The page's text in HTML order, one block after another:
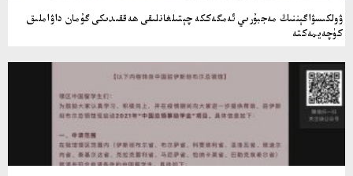
ۋولكىسۋاگېننىڭ مەجبۇرىي ئەمگەككە چېتىلغانلىقى ھەققىدىكى گۇمان داۋاملىق
كۈچەيمەكتە